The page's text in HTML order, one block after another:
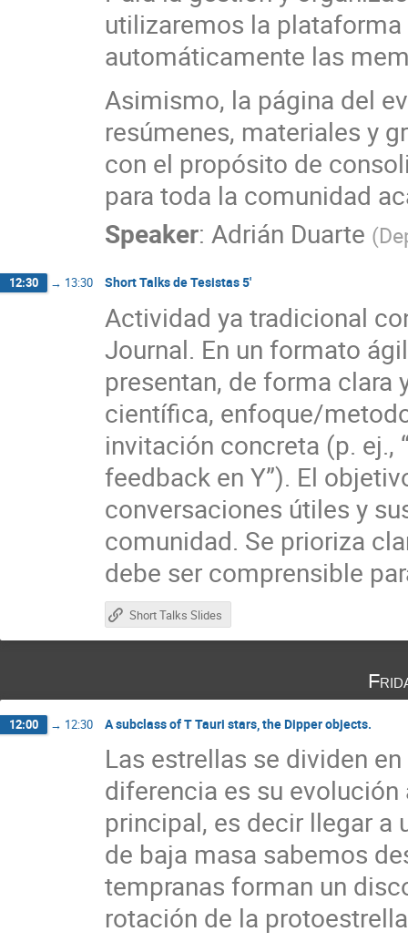
utilizaremos la
automáticamente las
Asimismo, la página del
resúmenes, materiales y
con el propósito de
para toda la comunidad
Speaker: Adrián Duarte (
12:30 → 13:30 Short Talks de Tesistas 5'
Actividad ya tradicional
Journal. En un formato
presentan, de forma clara
científica, enfoque/
invitación concreta (p. ej.,
feedback en Y”). El
conversaciones útiles y
comunidad. Se prioriza
debe ser comprensible
Short Talks Slides
12:00 → 12:30 A subclass of T Tauri stars, the Dipper objects.
Las estrellas se dividen
diferencia es su
principal, es decir llegar a
de baja masa sabemos
tempranas forman un
rotación de la